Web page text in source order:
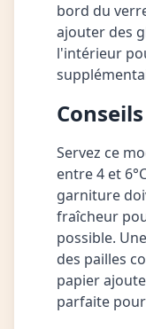
bord du
ajouter des
l'intérieur
Servez ce
entre 4 et
garniture
fraîcheur
possible.
des pailles
papier
parfaite